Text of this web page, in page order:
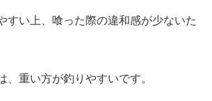
すい上、喰った際の違和感が少ないた
、重い方が釣りやすいです。